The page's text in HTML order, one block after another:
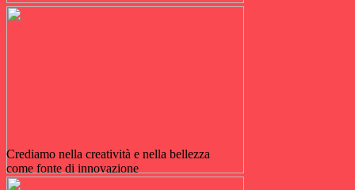
Crediamo nella creatività e nella bellezza
come fonte di innovazione